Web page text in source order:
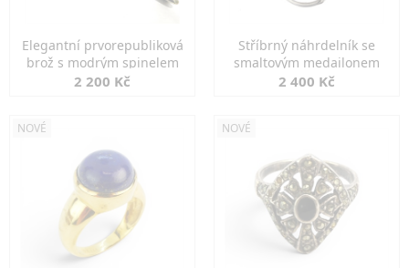
Elegantní prvorepubliková
brož s modrým spinelem
2 200 Kč
Stříbrný náhrdelník se
smaltovým medailonem
2 400 Kč
NOVÉ NOVÉ